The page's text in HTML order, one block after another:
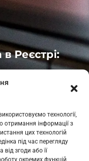
технології,
отримання інформації з
цих технологій
під час перегляду
від згоди або її
окремих функцій
Реєстрі: